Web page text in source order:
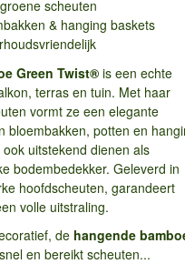
scheuten
& hanging baskets
Green Twist®is een echte
terras en tuin. Met haar
vormt ze een elegante
bloembakken, potten en
uitstekend dienen als
bodembedekker. Geleverd in
hoofdscheuten, garandeert
volle uitstraling.
de hangende
en bereikt scheuten...